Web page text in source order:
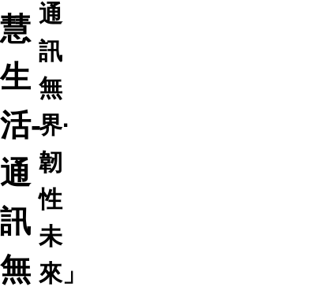
慧
生
活-
通
訊
無
通
訊
無
界·
韌
性
未
來」